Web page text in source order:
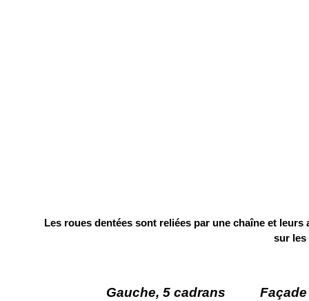
Gauche, 5 cadrans
Les roues dentées sont reliées par une chaîne et
sur les